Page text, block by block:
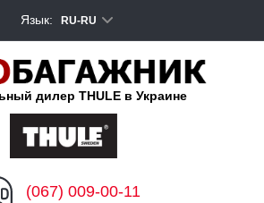
Язык: RU-RU
дилер THULE в Украине
(067) 009-00-11